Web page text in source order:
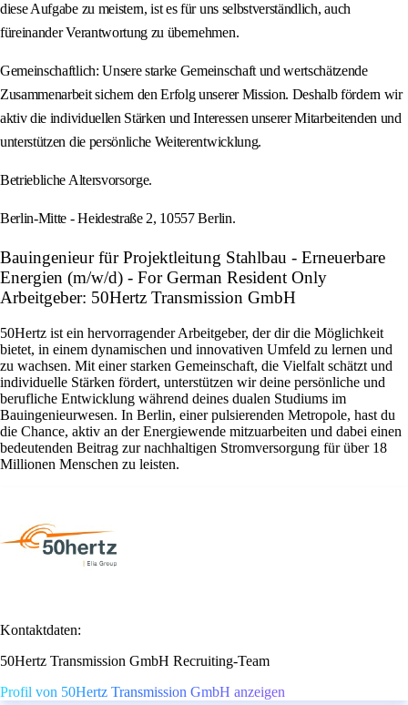
diese Aufgabe zu meistern, ist es für uns selbstverständlich, auch
füreinander Verantwortung zu übernehmen.
Gemeinschaftlich: Unsere starke Gemeinschaft und wertschätzende
Zusammenarbeit sichern den Erfolg unserer Mission. Deshalb fördern wir
aktiv die individuellen Stärken und Interessen unserer Mitarbeitenden und
unterstützen die persönliche Weiterentwicklung.
Betriebliche Altersvorsorge.
Berlin-Mitte - Heidestraße 2, 10557 Berlin.
Bauingenieur für Projektleitung Stahlbau - Erneuerbare
Energien (m/w/d) - For German Resident Only
Arbeitgeber: 50Hertz Transmission GmbH
50Hertz ist ein hervorragender Arbeitgeber, der dir die Möglichkeit
bietet, in einem dynamischen und innovativen Umfeld zu lernen und
zu wachsen. Mit einer starken Gemeinschaft, die Vielfalt schätzt und
individuelle Stärken fördert, unterstützen wir deine persönliche und
berufliche Entwicklung während deines dualen Studiums im
Bauingenieurwesen. In Berlin, einer pulsierenden Metropole, hast du
die Chance, aktiv an der Energiewende mitzuarbeiten und dabei einen
bedeutenden Beitrag zur nachhaltigen Stromversorgung für über 18
Millionen Menschen zu leisten.
Kontaktdaten:
50Hertz Transmission GmbH Recruiting-Team
Profil von 50Hertz Transmission GmbH anzeigen